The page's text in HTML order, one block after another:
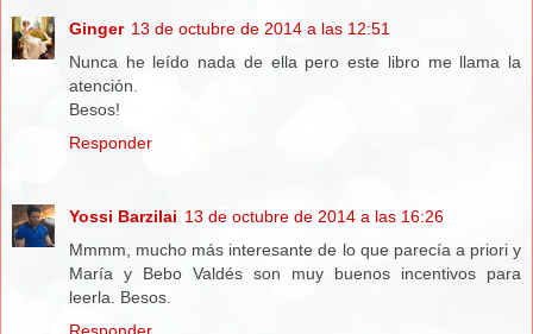
Ginger 13 de octubre de 2014 a las 12:51
Nunca he leído nada de ella pero este libro me llama la
atención.
Besos!
Responder
Yossi Barzilai 13 de octubre de 2014 a las 16:26
Mmmm, mucho más interesante de lo que parecía a priori y
María y Bebo Valdés son muy buenos incentivos para
leerla. Besos.